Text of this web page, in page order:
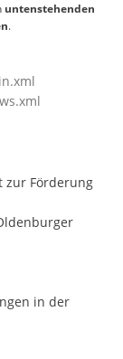
untenstehenden
.
zur Förderung
in der